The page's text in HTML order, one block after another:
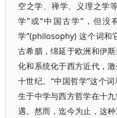
空之学、禅学、义理之学
学”或“中国古学”，但没
学”(philosophy) 这个词和
古希腊，绵延于欧洲和伊
化和系统化于西方近代，
十世纪。“中国哲学”这个
生于中学与西方哲学在十
遇。然而，迄今为止，这